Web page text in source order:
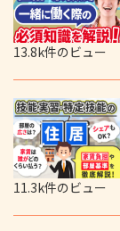
13.8k件のビュー
11.3k件のビュー